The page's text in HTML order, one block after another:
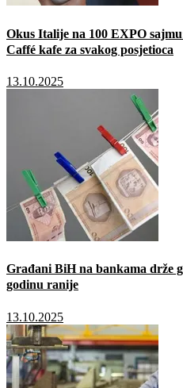
Okus Italije na 100 EXPO
Caffé kafe za svakog posjetioca
13.10.2025
Građani BiH na bankama drže
godinu ranije
13.10.2025